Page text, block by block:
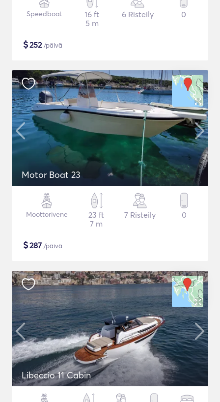
Speedboat
16 ft
5 m
6 Risteily 0
$252/päivä
Motor Boat 23
Moottorivene
23 ft
7 m
7 Risteily 0
$287 /päivä
Libeccio 11 Cabin